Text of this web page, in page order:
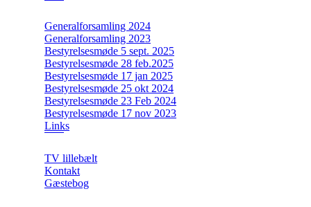
Generalforsamling 2024
Generalforsamling 2023
Bestyrelsesmøde 5 sept. 2025
Bestyrelsesmøde 28 feb.2025
Bestyrelsesmøde 17 jan 2025
Bestyrelsesmøde 25 okt 2024
Bestyrelsesmøde 23 Feb 2024
Bestyrelsesmøde 17 nov 2023
Links
TV lillebælt
Kontakt
Gæstebog